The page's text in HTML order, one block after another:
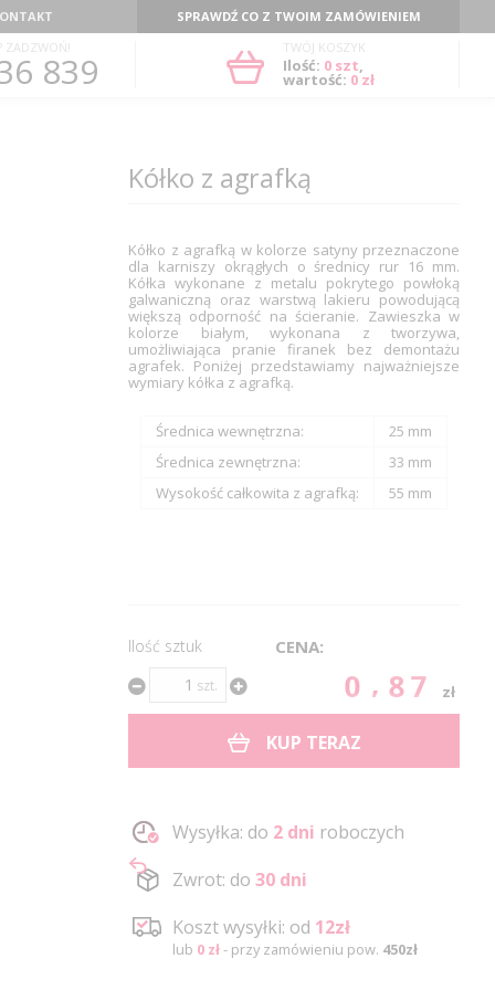
SPRAWDŹ CO Z TWOIM ZAMÓWIENIEM
ZADZWOŃ!
839
TWÓJ KOSZYK
Ilość: 0szt,
wartość: 0 zł
Kółko z agrafką
Kółko z agrafką w kolorze satyny przeznaczone
dla karniszy okrągłych o średnicy rur 16 mm.
Kółka wykonane z metalu pokrytego powłoką
galwaniczną oraz warstwą lakieru powodującą
większą odporność na ścieranie. Zawieszka w
kolorze białym, wykonana z tworzywa,
umożliwiająca pranie firanek bez demontażu
agrafek. Poniżej przedstawiamy najważniejsze
wymiary kółka z agrafką.
Średnica wewnętrzna:
25 mm
Średnica zewnętrzna:
33 mm
Wysokość całkowita z agrafką:
55 mm
Ilość sztuk
szt.
CENA:
0.87 zł
KUP TERAZ
Wysyłka: do 2 dni roboczych
Zwrot: do 30 dni
Koszt wysyłki: od 12zł
lub 0 zł- przy zamówieniu pow. 450zł